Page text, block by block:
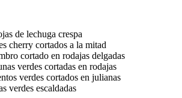
de lechuga crespa
cherry cortados a la mitad
cortado en rodajas delgadas
verdes cortadas en rodajas
verdes cortados en julianas
verdes escaldadas